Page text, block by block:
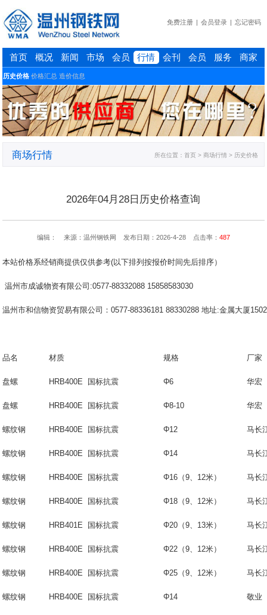
免费注册 会员登录 忘记密码
首页 概况 新闻 市场 会员 行情 会刊 会员 服务 商家
历史价格 价格汇总 造价信息
所在位置： 首页> 商场行情 > 历史价格
商场行情
2026年04月28日历史价格查询
编辑： 来源：温州钢铁网 发布日期：2026-4-28 点击率： 487
本站价格系经销商提供仅供参考(以下排列按报价时间先后排序）
温州市成诚物资有限公司 :0577-88332088 15858583030
温州市和信物资贸易有限公司：0577-88336181 88330288 地址:金属大厦
品名 材质 规格 厂家
盘螺 HRB400E 国标抗震 Φ6 华宏
盘螺 HRB400E 国标抗震 Φ8-10 华宏
螺纹钢 HRB400E 国标抗震 Φ12 马长
螺纹钢 HRB400E 国标抗震 Φ14 马长
螺纹钢 HRB400E 国标抗震 Φ16（9、12米） 马长
螺纹钢 HRB400E 国标抗震 Φ18 （9、 12米） 马长
螺纹钢 HRB401E 国标抗震 Φ20 （9、 13米） 马长
螺纹钢 HRB400E 国标抗震 Φ22（9、12米） 马长
螺纹钢 HRB400E 国标抗震 Φ25（9、12米） 马长
螺纹钢 HRB400E 国标抗震 Φ14 敬业